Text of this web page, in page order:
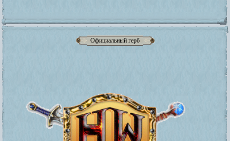
Официальный герб